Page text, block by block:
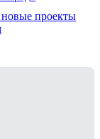
новые проекты